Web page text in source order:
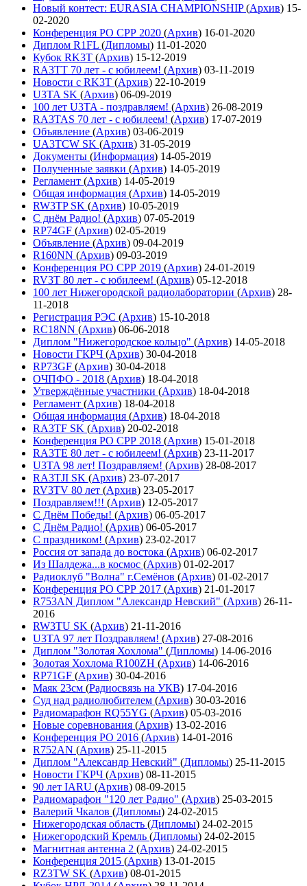
Новый контест: EURASIA CHAMPIONSHIP(Архив) 15-
02-2020
Конференция РО СРР 2020 (Архив) 16-01-2020
Диплом R1FL (Дипломы) 11-01-2020
Кубок RK3T (Архив) 15-12-2019
RA3TT 70 лет - с юбилеем! (Архив) 03-11-2019
Новости с RK3T (Архив) 22-10-2019
U3TA SK (Архив) 06-09-2019
100 лет U3TA - поздравляем! (Архив) 26-08-2019
RA3TAS 70 лет - с юбилеем! (Архив) 17-07-2019
Объявление (Архив) 03-06-2019
UA3TCW SK (Архив) 31-05-2019
Документы (Информация) 14-05-2019
Полученные заявки (Архив) 14-05-2019
Регламент (Архив) 14-05-2019
Общая информация (Архив) 14-05-2019
RW3TP SK (Архив) 10-05-2019
С днём Радио! (Архив) 07-05-2019
RP74GF (Архив) 02-05-2019
Объявление (Архив) 09-04-2019
R160NN (Архив) 09-03-2019
Конференция РО СРР 2019 (Архив) 24-01-2019
RV3T 80 лет - с юбилеем! (Архив) 05-12-2018
100 лет Нижегородской радиолаборатории (Архив) 28-
11-2018
Регистрация РЭС (Архив) 15-10-2018
RC18NN (Архив) 06-06-2018
Диплом "Нижегородское кольцо" (Архив) 14-05-2018
Новости ГКРЧ (Архив) 30-04-2018
RP73GF (Архив) 30-04-2018
ОЧПФО - 2018 (Архив) 18-04-2018
Утверждённые участники (Архив) 18-04-2018
Регламент (Архив) 18-04-2018
Общая информация (Архив) 18-04-2018
RA3TF SK (Архив) 20-02-2018
Конференция РО СРР 2018 (Архив) 15-01-2018
RA3TE 80 лет - с юбилеем! (Архив) 23-11-2017
U3TA 98 лет! Поздравляем! (Архив) 28-08-2017
RA3TJI SK (Архив) 23-07-2017
RV3TV 80 лет (Архив) 23-05-2017
Поздравляем!!! (Архив) 12-05-2017
С Днём Победы! (Архив) 06-05-2017
С Днём Радио! (Архив) 06-05-2017
С праздником! (Архив) 23-02-2017
Россия от запада до востока (Архив) 06-02-2017
Из Шалдежа...в космос (Архив) 01-02-2017
Радиоклуб "Волна" г.Семёнов (Архив) 01-02-2017
Конференция РО СРР 2017 (Архив) 21-01-2017
R753AN Диплом "Александр Невский" (Архив) 26-11-
2016
RW3TU SK (Архив) 21-11-2016
U3TA 97 лет Поздравляем! (Архив) 27-08-2016
Диплом "Золотая Хохлома" (Дипломы) 14-06-2016
Золотая Хохлома R100ZH (Архив) 14-06-2016
RP71GF (Архив) 30-04-2016
Маяк 23см (Радиосвязь на УКВ) 17-04-2016
Суд над радиолюбителем (Архив) 30-03-2016
Радиомарафон RQ55YG (Архив) 05-03-2016
Новые соревнования (Архив) 13-02-2016
Конференция РО 2016 (Архив) 14-01-2016
R752AN (Архив) 25-11-2015
Диплом "Александр Невский" (Дипломы) 25-11-2015
Новости ГКРЧ (Архив) 08-11-2015
90 лет IARU (Архив) 08-09-2015
Радиомарафон "120 лет Радио" (Архив) 25-03-2015
Валерий Чкалов (Дипломы) 24-02-2015
Нижегородская область (Дипломы) 24-02-2015
Нижегородский Кремль (Дипломы) 24-02-2015
Магнитная антенна 2 (Архив) 24-02-2015
Конференция 2015 (Архив) 13-01-2015
RZ3TW SK (Архив) 08-01-2015